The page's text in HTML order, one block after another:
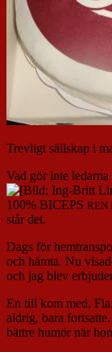
Trevligt sällskap i
Vad gör inte
100% BICEPS REN
står det.
Dags för
och hämta. Nu
och jag blev
En till kom med,
aldrig, bara
bättre humör när